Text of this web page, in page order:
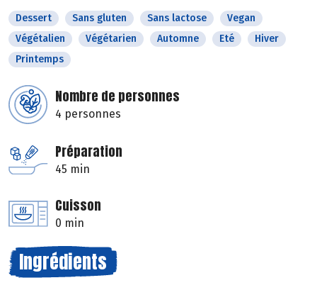
Dessert Sans gluten Sans lactose
Vegan
Végétalien
Végétarien Automne Eté
Hiver
Printemps
Nombre de personnes
4 personnes
Préparation
45 min
Cuisson
0 min
Ingrédients